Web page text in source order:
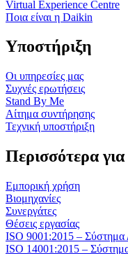
Virtual Experience Centre
Ποια είναι η Daikin
Υποστήριξη
Οι υπηρεσίες μας
Συχνές ερωτήσεις
Stand By Me
Αίτημα συντήρησης
Τεχνική υποστήριξη
Περισσότερα
Εμπορική χρήση
Βιομηχανίες
Συνεργάτες
Θέσεις εργασίας
ISO 9001:2015 – Σύστημα
ISO 14001:2015 – Σύστημα